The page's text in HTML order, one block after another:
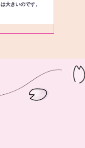
大きいのです。